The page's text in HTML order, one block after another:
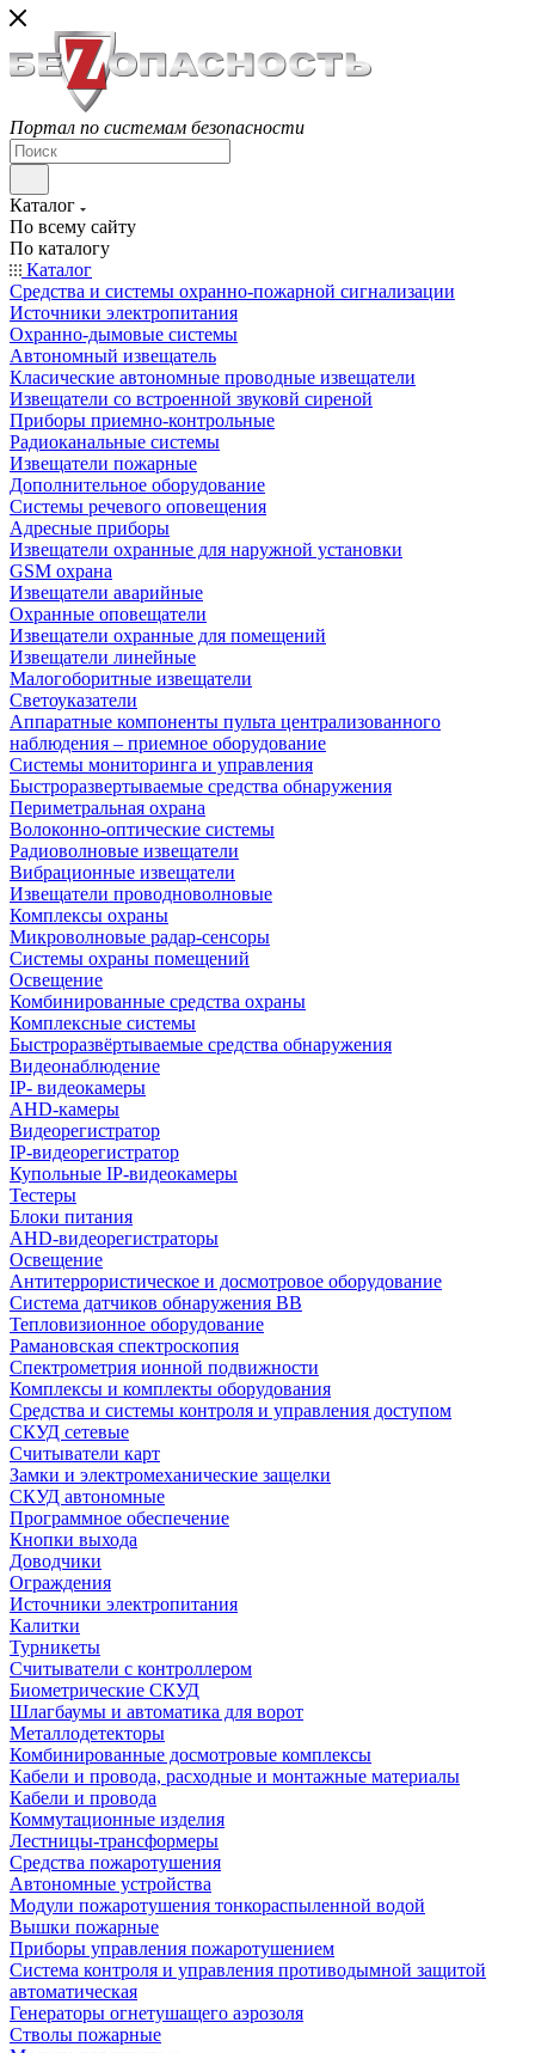
Портал по системам безопасности
Каталог
По всему сайту
По каталогу
Каталог
Средства и системы охранно-пожарной сигнализации
Источники электропитания
Охранно-дымовые системы
Автономный извещатель
Класические автономные проводные извещатели
Извещатели со встроенной звуковй сиреной
Приборы приемно-контрольные
Радиоканальные системы
Извещатели пожарные
Дополнительное оборудование
Системы речевого оповещения
Адресные приборы
Извещатели охранные для наружной установки
GSM охрана
Извещатели аварийные
Охранные оповещатели
Извещатели охранные для помещений
Извещатели линейные
Малогоборитные извещатели
Светоуказатели
Аппаратные компоненты пульта централизованного
наблюдения – приемное оборудование
Системы мониторинга и управления
Быстроразвертываемые средства обнаружения
Периметральная охрана
Волоконно-оптические системы
Радиоволновые извещатели
Вибрационные извещатели
Извещатели проводноволновые
Комплексы охраны
Микроволновые радар-сенсоры
Системы охраны помещений
Освещение
Комбинированные средства охраны
Комплексные системы
Быстроразвёртываемые средства обнаружения
Видеонаблюдение
IP- видеокамеры
AHD-камеры
Видеорегистратор
IP-видеорегистратор
Купольные IP-видеокамеры
Тестеры
Блоки питания
AHD-видеорегистраторы
Освещение
Антитеррористическое и досмотровое оборудование
Cистема датчиков обнаружения ВВ
Тепловизионное оборудование
Рамановская спектроскопия
Спектрометрия ионной подвижности
Комплексы и комплекты оборудования
Средства и системы контроля и управления доступом
СКУД сетевые
Считыватели карт
Замки и электромеханические защелки
СКУД автономные
Программное обеспечение
Кнопки выхода
Доводчики
Ограждения
Источники электропитания
Калитки
Турникеты
Считыватели с контроллером
Биометрические СКУД
Шлагбаумы и автоматика для ворот
Металлодетекторы
Комбинированные досмотровые комплексы
Кабели и провода, расходные и монтажные материалы
Кабели и провода
Коммутационные изделия
Лестницы-трансформеры
Средства пожаротушения
Автономные устройства
Модули пожаротушения тонкораспыленной водой
Вышки пожарные
Приборы управления пожаротушением
Система контроля и управления противодымной защитой
автоматическая
Генераторы огнетушащего аэрозоля
Стволы пожарные